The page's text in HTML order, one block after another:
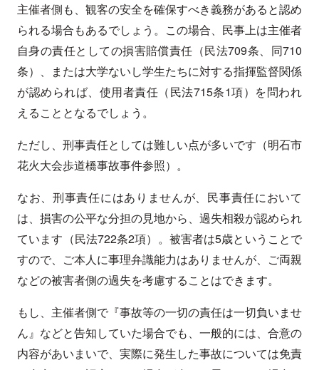
主催者側も、観客の安全を確保すべき義務があると認め
られる場合もあるでしょう。この場合、民事上は主催者
自身の責任としての損害賠償責任（民法709条、同710
条）、または大学ないし学生たちに対する指揮監督関係
が認められば、使用者責任（民法715条1項）を問われ
えることとなるでしょう。
ただし、刑事責任としては難しい点が多いです（明石市
花火大会歩道橋事故事件参照）。
なお、刑事責任にはありませんが、民事責任において
は、損害の公平な分担の見地から、過失相殺が認められ
ています（民法722条2項）。被害者は5歳ということで
すので、ご本人に事理弁識能力はありませんが、ご両親
などの被害者側の過失を考慮することはできます。
もし、主催者側で『事故等の一切の責任は一切負いませ
ん』などと告知していた場合でも、一般的には、合意の
内容があいまいで、実際に発生した事故については免責